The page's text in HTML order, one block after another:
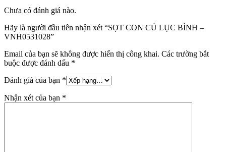
Chưa có đánh giá nào.
Hãy là người đầu tiên nhận xét “SỌT CON CÚ LỤC BÌNH –
VNH0531028”
Email của bạn sẽ không được hiển thị công khai. Các trường bắt
buộc được đánh dấu *
Đánh giá của bạn *
Nhận xét của bạn *